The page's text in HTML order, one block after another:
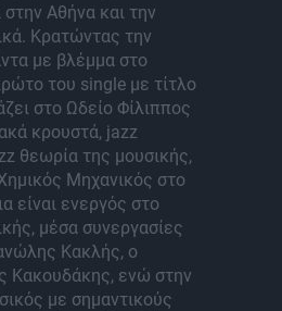
Αθήνα και την
Κρατώντας την
με βλέμμα στο
του single με τίτλο
στο Ωδείο Φίλιππος
κρουστά, jazz
θεωρία της μουσικής,
Μηχανικός στο
είναι ενεργός στο
μέσα συνεργασίες
Κακλής, ο
Κακουδάκης, ενώ στην
με σημαντικούς